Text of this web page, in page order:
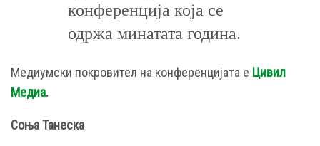
конференција која се
одржа минатата година.
Медиумски покровител на конференцијата е Цивил
Медиа.
Соња Танеска